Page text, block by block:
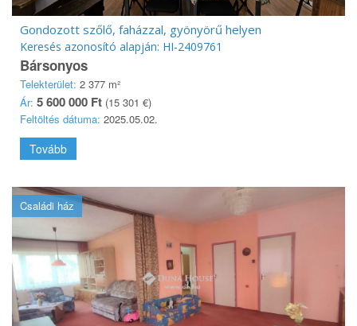
Gondozott szőlő, faházzal, gyönyörű helyen
Keresés azonosító alapján: HI-2409761
Bársonyos
Telekterület: 2 377 m²
Ár: 5 600 000 Ft (15 301 €)
Feltöltés dátuma: 2025.05.02.
Tovább
Családi ház